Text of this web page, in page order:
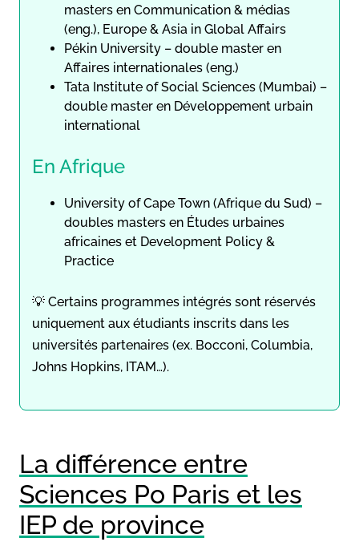
masters en Communication & médias
(eng.), Europe & Asia in Global Affairs
Pékin University – double master en
Affaires internationales (eng.)
Tata Institute of Social Sciences (Mumbai) –
double master en Développement urbain
international
En Afrique
University of Cape Town (Afrique du Sud) –
doubles masters en Études urbaines
africaines et Development Policy &
Practice
💡 Certains programmes intégrés sont réservés
uniquement aux étudiants inscrits dans les
universités partenaires (ex. Bocconi, Columbia,
Johns Hopkins, ITAM…).
La différence entre
Sciences Po Paris et les
IEP de province